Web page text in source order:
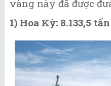
vàng này đã được
1) Hoa Kỳ: 8.133,5 tấn